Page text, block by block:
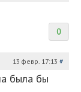
0
13 февр. 17:13 #
была бы